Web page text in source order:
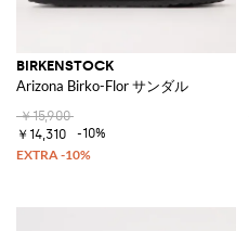
BIRKENSTOCK
Arizona Birko-Flor サンダル
￥15,900
￥14,310
-10%